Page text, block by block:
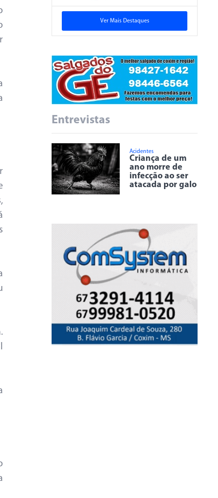
Ver Mais Destaques
Entrevistas
Acidentes
Criança de um
ano morre de
infecção ao ser
atacada por galo